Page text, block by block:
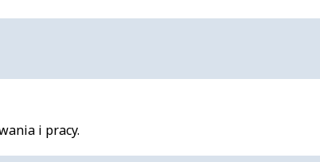
i pracy.